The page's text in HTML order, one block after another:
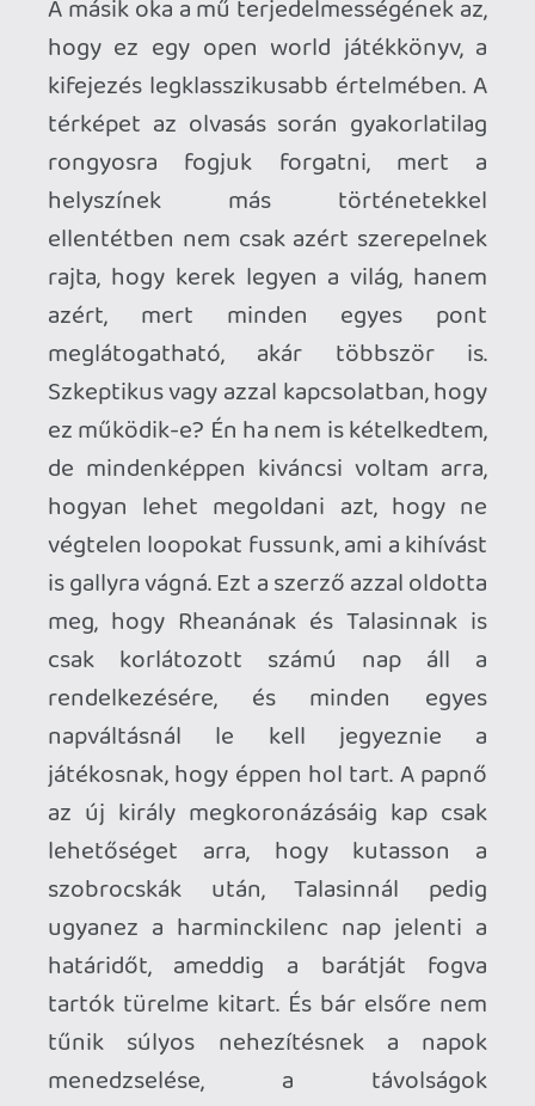
nehézséget nem az adja, hogy minden
sarkon a halál leselkedik ránk (ilyen
nagyon ritkán fog előfordulni, és akkor
sem olyan olcsó megoldásokkal, ahogy
azt sok Fighting Fantasy kötetben
megszokhattuk), hanem az, hogy ahogy
telnek a napok, egyre jobban
kétségbeesünk. Rheanával kezdve elsőre
a huszadik nap tájékán tört rám a pánik,
amikor az ötből még az első szobrot sem
tudtam megtalálni - vele aztán több
sikertelen köröm is volt. Őt választva már
a legelső helyszínt is ésszel kell
kiválasztani és több végigjátszáson
keresztül ki kell ismerni annyira a
az összes megszerzendő tárgyat. Ezek
után azt gondoltam, hogy Talasinnal
sokkal könnyebb dolgom lesz, hiszen
"csak" pénzt kell összegyűjtenie, és ő egy
olyan képességgel is rendelkezik, hogy
zenéléssel bevételhez juthat. Igenám, de
nagyon sok pénzt kell összeszedni, és
ahogy telnek a napok, azt látjuk, hogy
hacsak nem találjuk meg azokat az
eseményeket, amelyek irgalmatlanul
nagy kincseket rejtenek, akkor a sok kicsi
sokra megy elv nem fog működni.
Összességében mégis azt gondolom,
hogy az ő története a normal mode, míg
Rheana a hard, de az is lehet, hogy csak
azért érzem ezt így, mert amikor vele
játszottam, akkor már sokkal bőségesebb
ismeretekkel rendelkeztem Eingurdról.